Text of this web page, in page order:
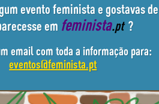
evento feminista e gostavas de
em feminista.pt ?
email com toda a informação para:
eventos@feminista.pt